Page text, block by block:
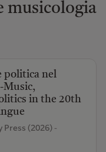
musicologia
politica nel
Music,
in the 20th
Press (2026)-